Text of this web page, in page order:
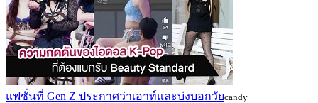
แฟชั่นที่ Gen Z ประกาศว่าเอาท์และบ่งบอกวัยcandy